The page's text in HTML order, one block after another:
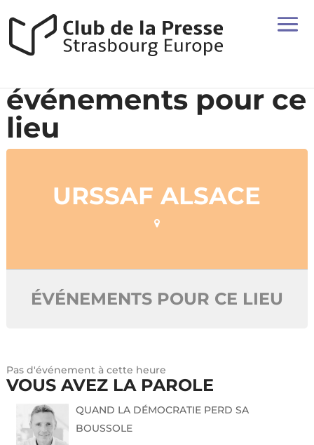
événements pour ce
lieu
URSSAF ALSACE
ÉVÉNEMENTS POUR CE LIEU
Pas d'événement à cette heure
VOUS AVEZ LA PAROLE
QUAND LA DÉMOCRATIE PERD SA
BOUSSOLE